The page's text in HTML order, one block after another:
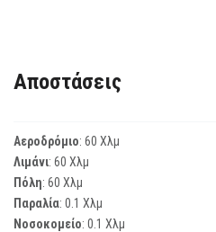
Αποστάσεις
Αεροδρόμιο: 60 Χλμ
Λιμάνι: 60 Χλμ
Πόλη: 60 Χλμ
Παραλία: 0.1 Χλμ
Νοσοκομείο: 0.1 Χλμ